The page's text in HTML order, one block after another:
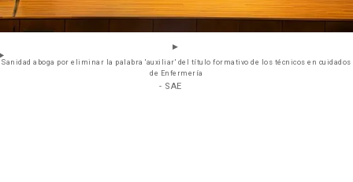
Sanidad aboga por eliminar la palabra 'auxiliar' del título formativo de los técnicos en cuidados
de Enfermería
- SAE